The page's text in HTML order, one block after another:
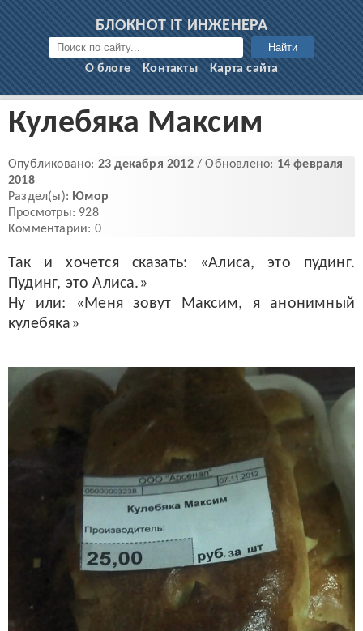
БЛОКНОТ IT ИНЖЕНЕРА
Найти
О блоге Контакты Карта сайта
Кулебяка Максим
Опубликовано: 23 декабря 2012/ Обновлено: 14 февраля
2018
Раздел(ы): Юмор
Просмотры: 928
Комментарии: 0
Так и хочется сказать: «Алиса, это пудинг.
Пудинг, это Алиса.»
Ну или: «Меня зовут Максим, я анонимный
кулебяка»